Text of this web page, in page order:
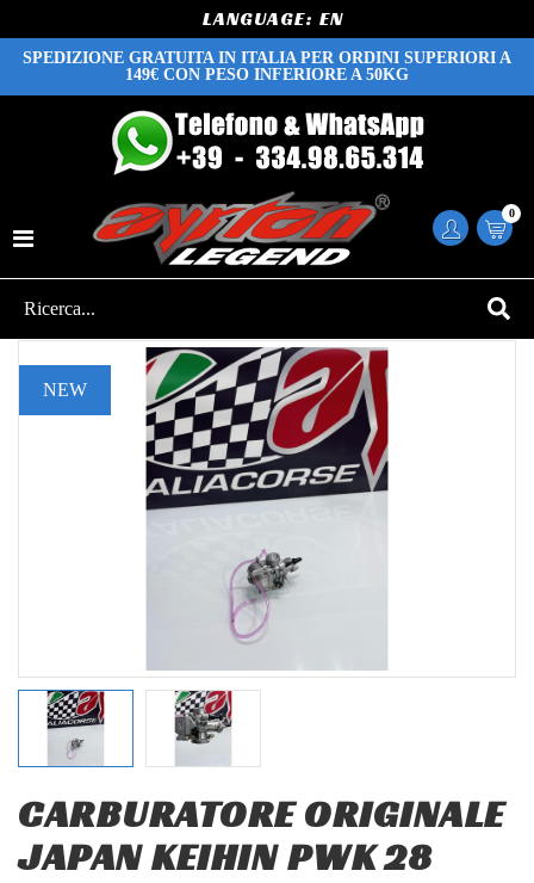
LANGUAGE:
SPEDIZIONE GRATUITA IN ITALIA PER ORDINI SUPERIORI A
149€ CON PESO INFERIORE A 50KG
0
NEW
CARBURATORE ORIGINALE
JAPAN KEIHIN PWK 28